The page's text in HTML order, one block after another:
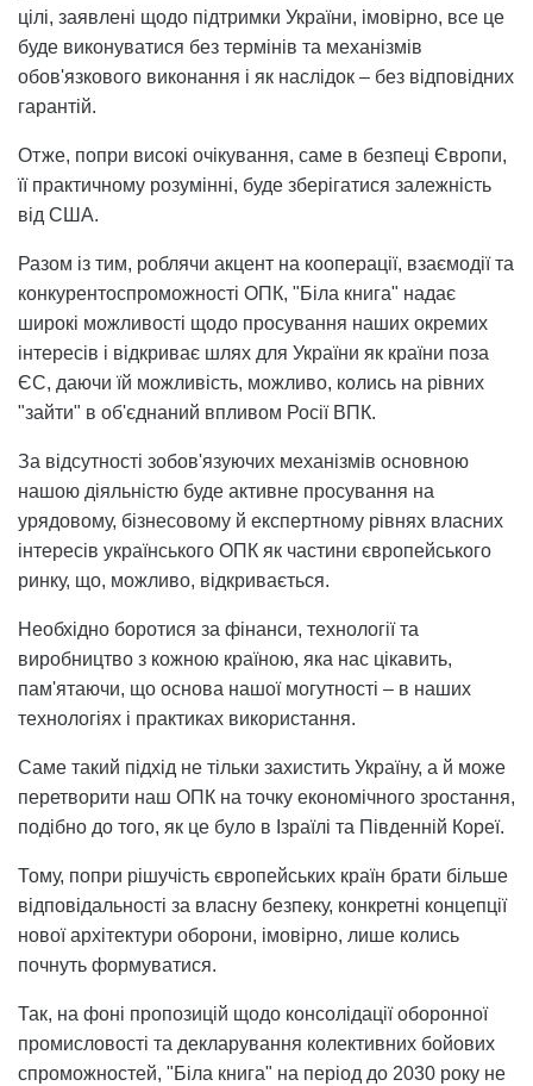
цілі, заявлені щодо підтримки України, імовірно, все це
буде виконуватися без термінів та механізмів
обов'язкового виконання і як наслідок – без відповідних
гарантій.
Отже, попри високі очікування, саме в безпеці Європи,
її практичному розумінні, буде зберігатися залежність
від США.
Разом із тим, роблячи акцент на кооперації, взаємодії та
конкурентоспроможності ОПК, "Біла книга" надає
широкі можливості щодо просування наших окремих
інтересів і відкриває шлях для України як країни поза
ЄС, даючи їй можливість, можливо, колись на рівних
"зайти" в об'єднаний впливом Росії ВПК.
За відсутності зобов'язуючих механізмів основною
нашою діяльністю буде активне просування на
урядовому, бізнесовому й експертному рівнях власних
інтересів українського ОПК як частини європейського
ринку, що, можливо, відкривається.
Необхідно боротися за фінанси, технології та
виробництво з кожною країною, яка нас цікавить,
пам'ятаючи, що основа нашої могутності – в наших
технологіях і практиках використання.
Саме такий підхід не тільки захистить Україну, а й може
перетворити наш ОПК на точку економічного зростання,
подібно до того, як це було в Ізраїлі та Південній Кореї.
Тому, попри рішучість європейських країн брати більше
відповідальності за власну безпеку, конкретні концепції
нової архітектури оборони, імовірно, лише колись
почнуть формуватися.
Так, на фоні пропозицій щодо консолідації оборонної
промисловості та декларування колективних бойових
спроможностей, "Біла книга" на період до 2030 року не